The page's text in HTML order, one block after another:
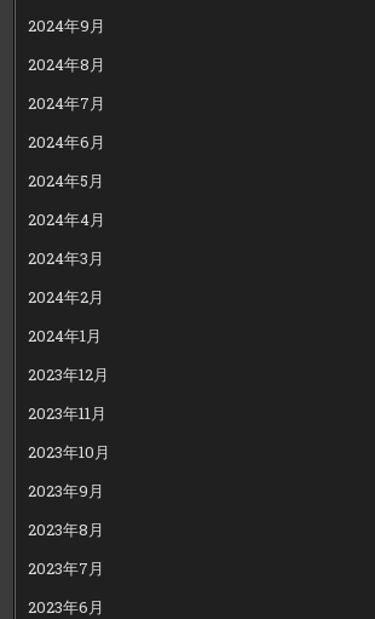
2024年9月
2024年8月
2024年7月
2024年6月
2024年5月
2024年4月
2024年3月
2024年2月
2024年1月
2023年12月
2023年11月
2023年10月
2023年9月
2023年8月
2023年7月
2023年6月